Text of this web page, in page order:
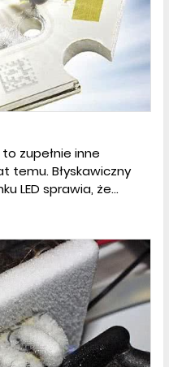
zupełnie inne
temu. Błyskawiczny
LED sprawia, że...